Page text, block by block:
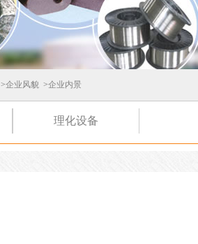
>企业风貌 >企业内景
理化设备